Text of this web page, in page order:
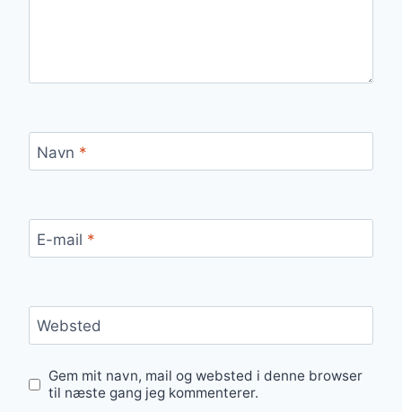
Navn *
E-mail *
Websted
Gem mit navn, mail og websted i denne browser
til næste gang jeg kommenterer.